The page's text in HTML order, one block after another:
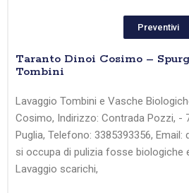
Preventivi
Taranto Dinoi Cosimo –
Tombini
Lavaggio Tombini e Vasche
Cosimo, Indirizzo: Contrada Pozzi, -
Puglia, Telefono: 3385393356,
si occupa di pulizia fosse biologiche
Lavaggio scarichi,